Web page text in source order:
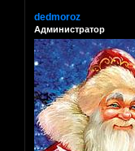
dedmoroz
Администратор